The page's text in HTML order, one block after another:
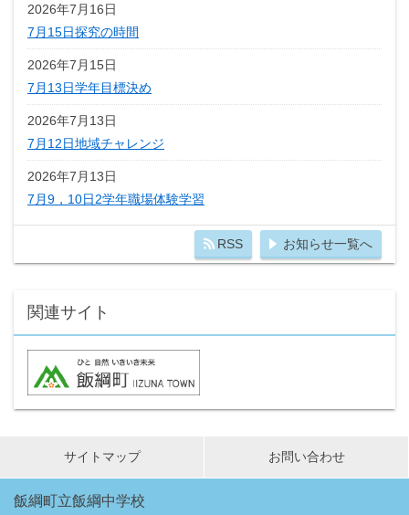
2026年7月16日
7月15日探究の時間
2026年7月15日
7月13日学年目標決め
2026年7月13日
7月12日地域チャレンジ
2026年7月13日
7月9，10日2学年職場体験学習
RSS お知らせ一覧へ
関連サイト
サイトマップ お問い合わせ
飯綱町立飯綱中学校